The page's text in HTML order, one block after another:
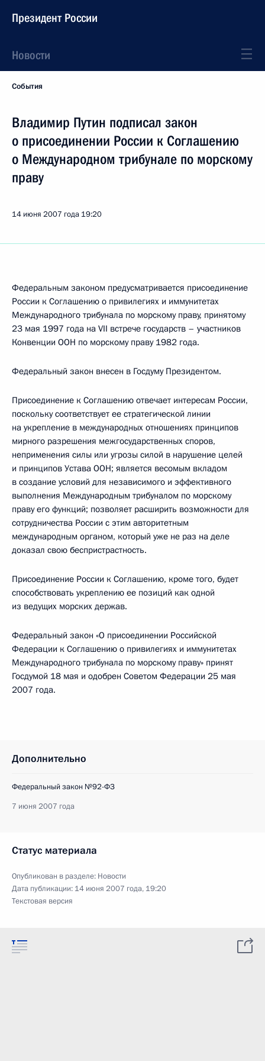
Президент России
Новости
События
Владимир Путин подписал закон
о присоединении России к Соглашению
о Международном трибунале по морскому
праву
14 июня 2007 года 19:20
Федеральным законом предусматривается присоединение
России к Соглашению о привилегиях и иммунитетах
Международного трибунала по морскому праву, принятому
23 мая 1997 года на VII встрече государств – участников
Конвенции ООН по морскому праву 1982 года.
Федеральный закон внесен в Госдуму Президентом.
Присоединение к Соглашению отвечает интересам России,
поскольку соответствует ее стратегической линии
на укрепление в международных отношениях принципов
мирного разрешения межгосударственных споров,
неприменения силы или угрозы силой в нарушение целей
и принципов Устава ООН; является весомым вкладом
в создание условий для независимого и эффективного
выполнения Международным трибуналом по морскому
праву его функций; позволяет расширить возможности для
сотрудничества России с этим авторитетным
международным органом, который уже не раз на деле
доказал свою беспристрастность.
Присоединение России к Соглашению, кроме того, будет
способствовать укреплению ее позиций как одной
из ведущих морских держав.
Федеральный закон «О присоединении Российской
Федерации к Соглашению о привилегиях и иммунитетах
Международного трибунала по морскому праву» принят
Госдумой 18 мая и одобрен Советом Федерации 25 мая
2007 года.
Дополнительно
Федеральный закон №92-ФЗ
7 июня 2007 года
Статус материала
Опубликован в разделе: Новости
Дата публикации: 14 июня 2007 года, 19:20
Текстовая версия